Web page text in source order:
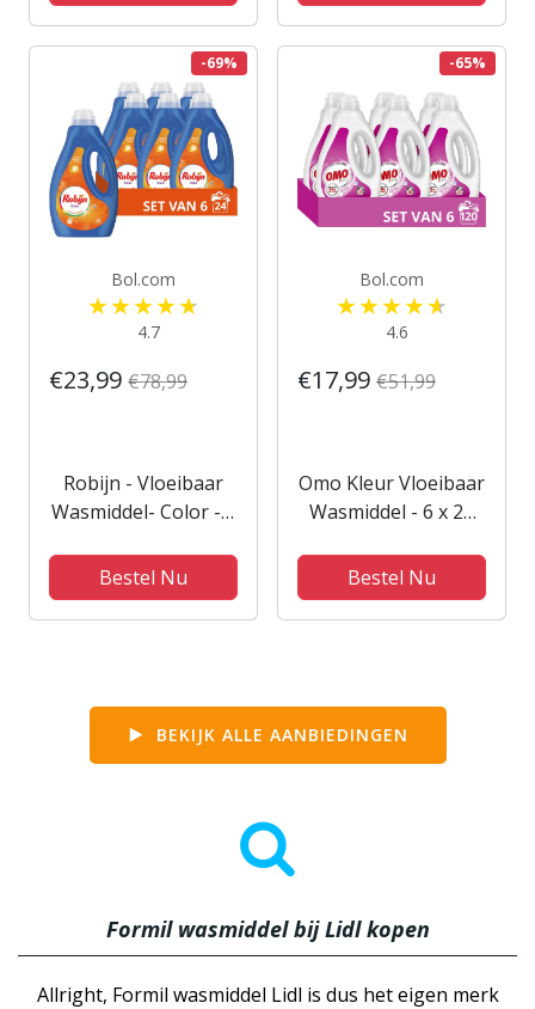
Voordeelverpakking
-69%
Bol.com
4.7
€23,99 €78,99
Robijn - Vloeibaar
Wasmiddel- Color - 6
Wasbeurten -
Voordeelverpakking
Bestel Nu
-65%
Bol.com
4.6
€17,99 €51,99
Omo Kleur Vloeibaar
Wasmiddel - 6 x 20
Voordeelverpakking
Bestel Nu
BEKIJK ALLE AANBIEDINGEN
Formil wasmiddel bij Lidl kopen
Allright, Formil wasmiddel Lidl is dus het eigen merk